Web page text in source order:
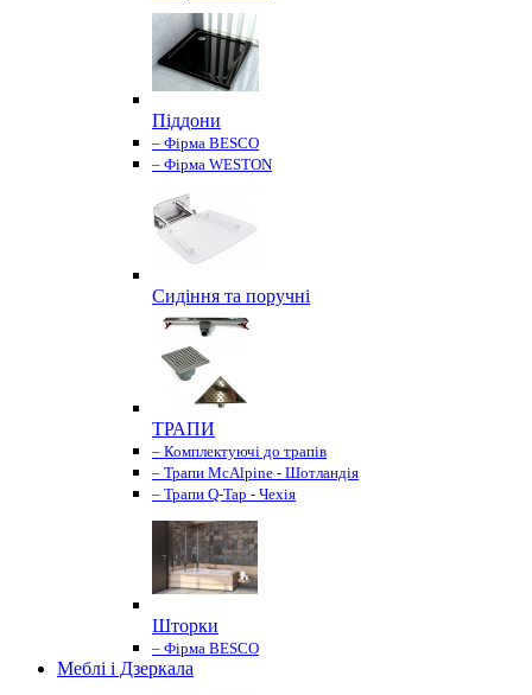
Піддони
– Фірма BESCO
– Фірма WESTON
Сидіння та поручні
ТРАПИ
– Комплектуючі до трапів
– Трапи McAlpine - Шотландія
– Трапи Q-Tap - Чехія
Шторки
– Фірма BESCO
Меблі і Дзеркала